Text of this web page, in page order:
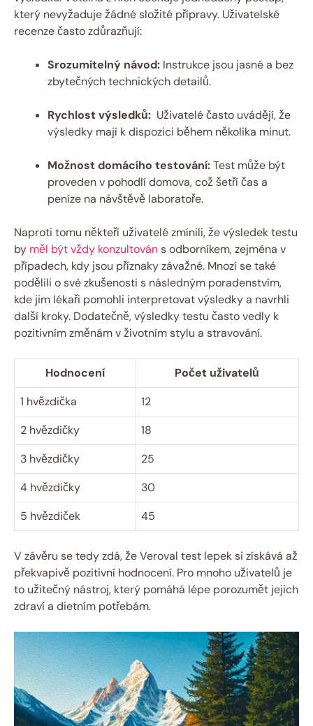
který nevyžaduje žádné složité​ přípravy. Uživatelské
recenze často zdůrazňují:
Srozumitelný návod: Instrukce jsou jasné a ⁤bez
zbytečných technických detailů.
Rychlost výsledků: ‍ Uživatelé často uvádějí, že
výsledky mají k dispozici během několika minut.
Možnost domácího testování:Test může být
proveden v pohodlí domova, ‌což šetří čas a
peníze na ​návštěvě laboratoře.
Naproti tomu ‌někteří uživatelé⁣ zmínili, že výsledek testu
by měl být vždy konzultováns odborníkem, zejména v
případech, kdy jsou příznaky závažné. Mnozí se také
podělili⁤ o ⁤své zkušenosti s následným poradenstvím,
kde jim lékaři pomohli interpretovat výsledky a navrhli
další kroky. Dodatečně, výsledky testu ‌často ⁤vedly k
pozitivním změnám v životním stylu a stravování.
Hodnocení
Počet uživatelů
1 hvězdička
12
2‍ hvězdičky
18
3 hvězdičky
25
4 hvězdičky
30
5‌ hvězdiček
45
V závěru se tedy zdá, že Veroval ⁤test lepek si získává​ až
překvapivě pozitivní hodnocení.⁢ Pro mnoho uživatelů je
to užitečný nástroj, který pomáhá lépe porozumět ⁤jejich
zdraví‌ a dietním potřebám.